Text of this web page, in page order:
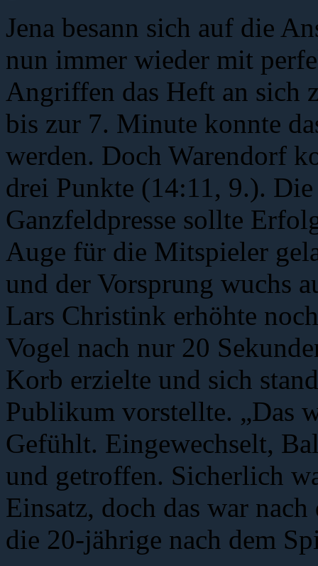
Jena besann sich auf die
nun immer wieder mit
Angriffen das Heft an sich
bis zur 7. Minute konnte
werden. Doch Warendorf
drei Punkte (14:11, 9.).
Ganzfeldpresse sollte
Auge für die Mitspieler
und der Vorsprung wuchs
Lars Christink erhöhte
Vogel nach nur 20
Korb erzielte und sich
Publikum vorstellte. „Das
Gefühlt. Eingewechselt,
und getroffen. Sicherlich
Einsatz, doch das war
die 20-jährige nach dem